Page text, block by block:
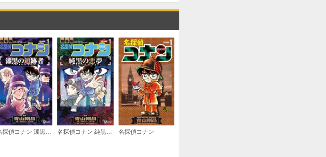
名探偵コナン 漆黒の追跡者 名探偵コナン